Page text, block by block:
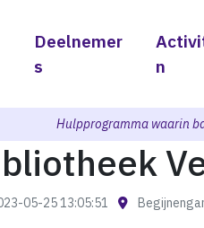
Deelnemer
s
n
Hulpprogramma waarin
05-25 13:05:51